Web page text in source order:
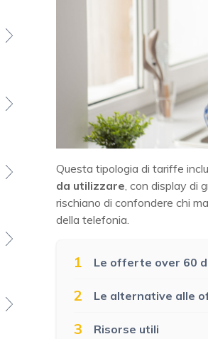
Questa tipologia di tariffe
da utilizzare, con display di
rischiano di confondere chi
della telefonia.
1 Le offerte over 60
2 Le alternative alle
3 Risorse utili